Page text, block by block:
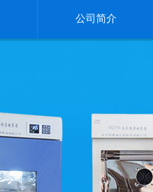
公司简介